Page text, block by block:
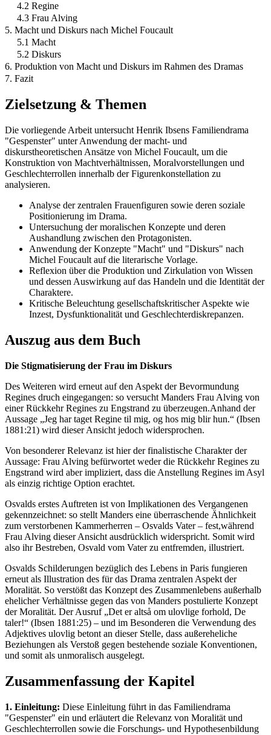
4.2 Regine
4.3 Frau Alving
5. Macht und Diskurs nach Michel Foucault
5.1 Macht
5.2 Diskurs
6. Produktion von Macht und Diskurs im Rahmen des Dramas
7. Fazit
Zielsetzung & Themen
Die vorliegende Arbeit untersucht Henrik Ibsens Familiendrama
"Gespenster" unter Anwendung der macht- und
diskurstheoretischen Ansätze von Michel Foucault, um die
Konstruktion von Machtverhältnissen, Moralvorstellungen und
Geschlechterrollen innerhalb der Figurenkonstellation zu
analysieren.
Analyse der zentralen Frauenfiguren sowie deren soziale
Positionierung im Drama.
Untersuchung der moralischen Konzepte und deren
Aushandlung zwischen den Protagonisten.
Anwendung der Konzepte "Macht" und "Diskurs" nach
Michel Foucault auf die literarische Vorlage.
Reflexion über die Produktion und Zirkulation von Wissen
und dessen Auswirkung auf das Handeln und die Identität der
Charaktere.
Kritische Beleuchtung gesellschaftskritischer Aspekte wie
Inzest, Dysfunktionalität und Geschlechterdiskrepanzen.
Auszug aus dem Buch
Die Stigmatisierung der Frau im Diskurs
Des Weiteren wird erneut auf den Aspekt der Bevormundung
Regines druch eingegangen: so versucht Manders Frau Alving von
einer Rückkehr Regines zu Engstrand zu überzeugen.Anhand der
Aussage „Jeg har taget Regine til mig, og hos mig blir hun.“ (Ibsen
1881:21) wird dieser Ansicht jedoch widersprochen.
Von besonderer Relevanz ist hier der finalistische Charakter der
Aussage: Frau Alving befürwortet weder die Rückkehr Regines zu
Engstrand wird aber impliziert, dass die Anstellung Regines im Asyl
als einzig richtige Option erachtet.
Osvalds erstes Auftreten ist von Implikationen des Vergangenen
gekennzeichnet: so stellt Manders eine überraschende Ähnlichkeit
zum verstorbenen Kammerherren – Osvalds Vater – fest,während
Frau Alving dieser Ansicht ausdrücklich widerspricht. Somit wird
also ihr Bestreben, Osvald vom Vater zu entfremden, illustriert.
Osvalds Schilderungen bezüglich des Lebens in Paris fungieren
erneut als Illustration des für das Drama zentralen Aspekt der
Moralität. So verstößt das Konzept des Zusammenlebens außerhalb
ehelicher Verhältnisse gegen das von Manders postulierte Konzept
der Moralität. Der Ausruf „Det er altså om ulovlige forhold, De
taler!“ (Ibsen 1881:25) – und im Besonderen die Verwendung des
Adjektives ulovlig betont an dieser Stelle, dass außereheliche
Beziehungen als Verstoß gegen bestehende soziale Konventionen,
und somit als unmoralisch ausgelegt.
Zusammenfassung der Kapitel
1. Einleitung: Diese Einleitung führt in das Familiendrama
"Gespenster" ein und erläutert die Relevanz von Moralität und
Geschlechterrollen sowie die Forschungs- und Hypothesenbildung